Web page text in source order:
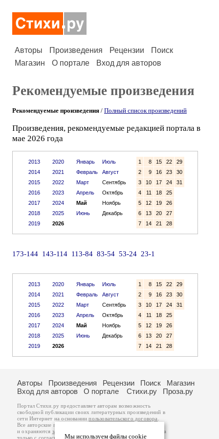
Авторы Произведения Рецензии
Поиск
Магазин
О портале Вход для авторов
Рекомендуемые произведения
Рекомендуемые произведения / Полный список произведений
Произведения, рекомендуемые редакцией портала в
мае 2026 года
2013
2014
2015
2016
2017
2018
2019
2020
2021
2022
2023
2024
2025
2026
Январь
Июль
Февраль
Август
Март
Сентябрь
Апрель
Октябрь
Май
Ноябрь
Июнь
Декабрь
1 8 15 22
29
2
9 16 23
30
3
10 17 24
31
4
11 18
25
5
12 19
26
6
13 20
27
7
14 21 28
173-144 143-114 113-84 83-54 53-24 23-1
2013
2014
2015
2016
2017
2018
2019
2020
2021
2022
2023
2024
2025
2026
Январь
Июль
Февраль
Август
Март
Сентябрь
Апрель
Октябрь
Май
Ноябрь
Июнь
Декабрь
1 8 15 22
29
2
9 16 23
30
3
10 17 24
31
4
11 18
25
5
12 19
26
6
13 20
27
7
14 21 28
Мы используем файлы cookie
Авторы Произведения Рецензии Поиск
Магазин
Вход для авторов
О портале Стихи.ру Проза.ру
Портал Стихи.ру предоставляет авторам возможность
свободной публикации своих литературных произведений в
сети Интернет на основаниипользовательского договора
Все авторские права на произведения принадлежат авторам
и охраняются законом
. Перепечатка произведений возможна
только с согласия его автора, к которому вы можете